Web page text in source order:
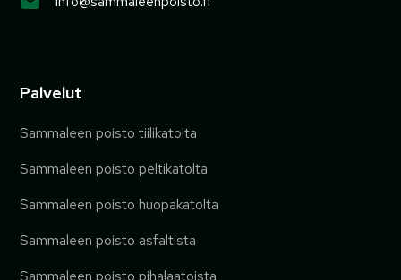
Palvelut
Sammaleen poisto tiilikatolta
Sammaleen poisto peltikatolta
Sammaleen poisto huopakatolta
Sammaleen poisto asfaltista
Sammaleen poisto pihalaatoista